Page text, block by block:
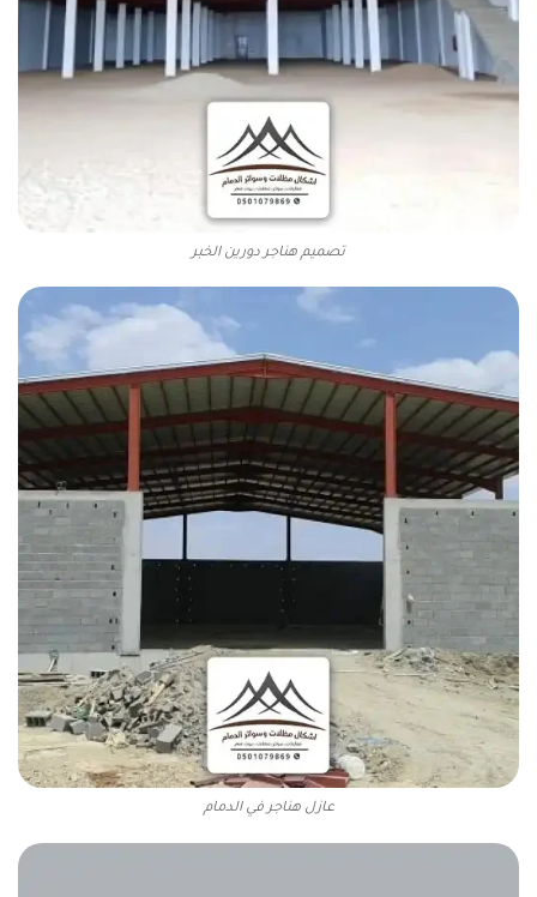
تصميم هناجر دورين الخبر
عازل هناجر في الدمام